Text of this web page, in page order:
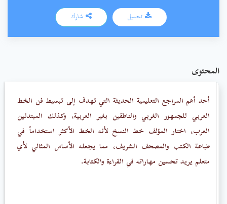
تحميل
المحتوى
أحد أهم المراجع التعليمية الحديثة التي تهدف إلى تبسيط فن الخط
العربي للجمهور الغربي والناطقين بغير العربية، وكذلك المبتدئين
العرب، اختار المؤلف خط النسخ لأنه الخط الأكثر استخداماً في
طباعة الكتب والمصحف الشريف، مما يجعله الأساس المثالي لأي
متعلم يريد تحسين مهاراته في القراءة والكتابة.